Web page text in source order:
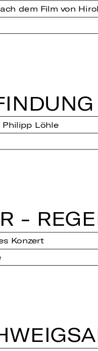
dem Film von
Löhle
-
Konzert